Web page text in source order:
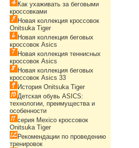
Как ухаживать за беговыми
кроссовками
Новая коллекция кроссовок
Onitsuka Tiger
Новая коллекция беговых
кроссовок Asics
Новая коллекция теннисных
кроссовок Asics
Новая коллекция беговых
кроссовок Asics 33
История Onitsuka Tiger
Детская обувь ASICS:
технологии, преимущества и
особенности
серия Mexico кроссовок
Onitsuka Tiger
Рекомендации по проведению
тренировок